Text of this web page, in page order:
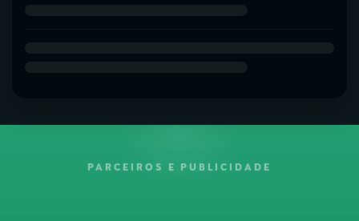
PARCEIROS E PUBLICIDADE